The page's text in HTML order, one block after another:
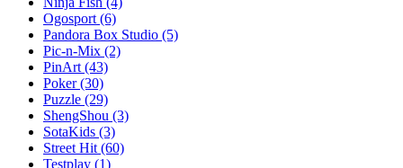
Ogosport (6)
Pandora Box Studio (5)
Pic-n-Mix (2)
PinArt (43)
Poker(30)
Puzzle (29)
ShengShou (3)
SotaKids (3)
Street Hit (60)
Testplay (1)